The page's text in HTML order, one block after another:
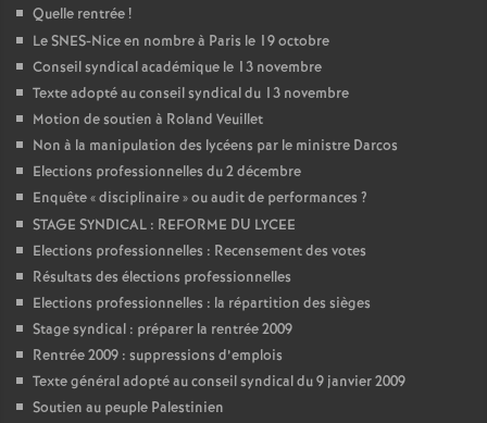
Quelle rentrée!
Le SNES-Nice en nombre à Paris le 19 octobre
Conseil syndical académique le 13 novembre
Texte adopté au conseil syndical du 13 novembre
Motion de soutien à Roland Veuillet
Non à la manipulation des lycéens par le ministre Darcos
Elections professionnelles du 2 décembre
Enquête «disciplinaire» ou audit de performances ?
STAGE SYNDICAL : REFORME DU LYCEE
Elections professionnelles : Recensement des votes
Résultats des élections professionnelles
Elections professionnelles : la répartition des sièges
Stage syndical : préparer la rentrée 2009
Rentrée 2009 : suppressions d’emplois
Texte général adopté au conseil syndical du 9 janvier 2009
Soutien au peuple Palestinien